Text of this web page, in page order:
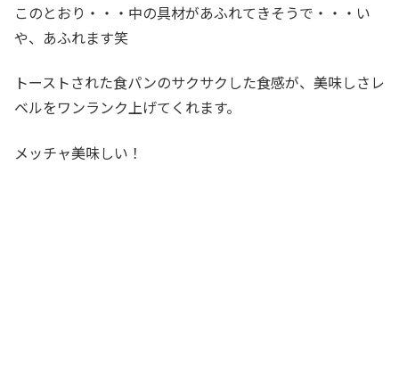
このとおり・・・中の具材があふれてきそうで・・・い
や、あふれます笑
トーストされた食パンのサクサクした食感が、美味しさレ
ベルをワンランク上げてくれます。
メッチャ美味しい！